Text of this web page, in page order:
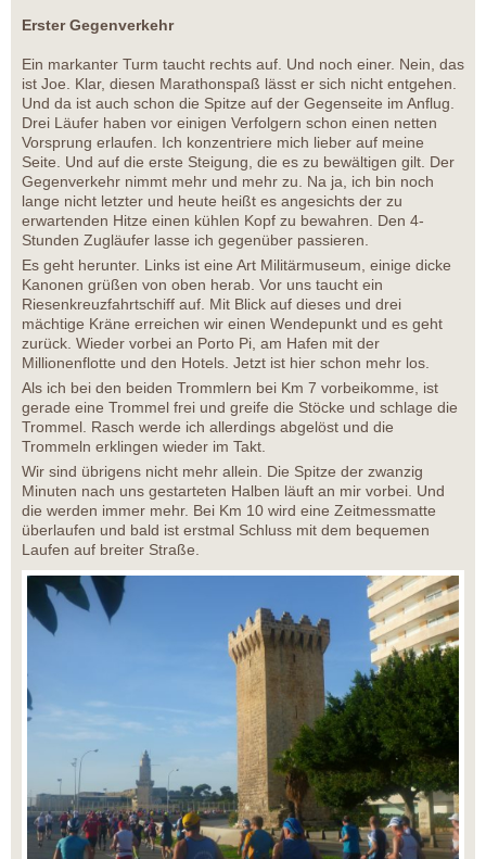
Erster Gegenverkehr
Ein markanter Turm taucht rechts auf. Und noch einer. Nein, das
ist Joe. Klar, diesen Marathonspaß lässt er sich nicht entgehen.
Und da ist auch schon die Spitze auf der Gegenseite im Anflug.
Drei Läufer haben vor einigen Verfolgern schon einen netten
Vorsprung erlaufen. Ich konzentriere mich lieber auf meine
Seite. Und auf die erste Steigung, die es zu bewältigen gilt. Der
Gegenverkehr nimmt mehr und mehr zu. Na ja, ich bin noch
lange nicht letzter und heute heißt es angesichts der zu
erwartenden Hitze einen kühlen Kopf zu bewahren. Den 4-
Stunden Zugläufer lasse ich gegenüber passieren.
Es geht herunter. Links ist eine Art Militärmuseum, einige dicke
Kanonen grüßen von oben herab. Vor uns taucht ein
Riesenkreuzfahrtschiff auf. Mit Blick auf dieses und drei
mächtige Kräne erreichen wir einen Wendepunkt und es geht
zurück. Wieder vorbei an Porto Pi, am Hafen mit der
Millionenflotte und den Hotels. Jetzt ist hier schon mehr los.
Als ich bei den beiden Trommlern bei Km 7 vorbeikomme, ist
gerade eine Trommel frei und greife die Stöcke und schlage die
Trommel. Rasch werde ich allerdings abgelöst und die
Trommeln erklingen wieder im Takt.
Wir sind übrigens nicht mehr allein. Die Spitze der zwanzig
Minuten nach uns gestarteten Halben läuft an mir vorbei. Und
die werden immer mehr. Bei Km 10 wird eine Zeitmessmatte
überlaufen und bald ist erstmal Schluss mit dem bequemen
Laufen auf breiter Straße.